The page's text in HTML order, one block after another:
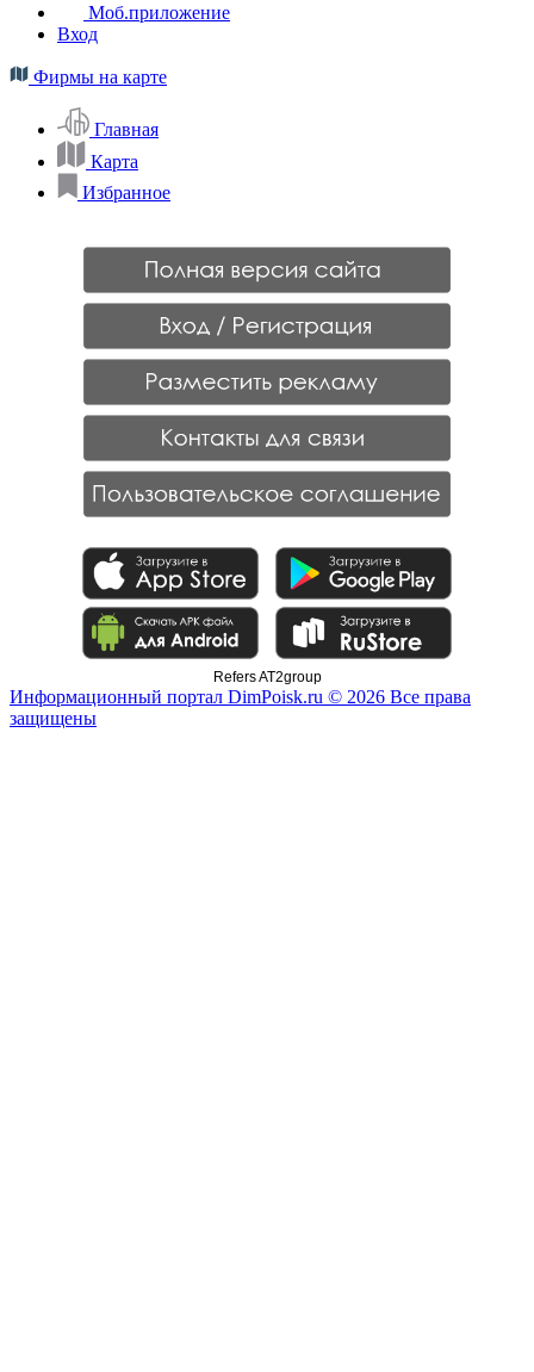
Моб.приложение
Вход
Фирмы на карте
Главная
Карта
Избранное
Refers AT2group
Информационный портал DimPoisk.ru © 2026 Все права
защищены